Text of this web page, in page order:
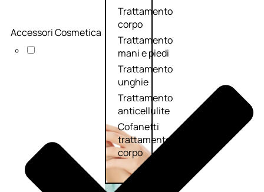
Trattamento
corpo
Trattamento
mani e piedi
Trattamento
unghie
Trattamento
anticellulite
Cofanetti
trattamento
corpo
Accessori Cosmetica